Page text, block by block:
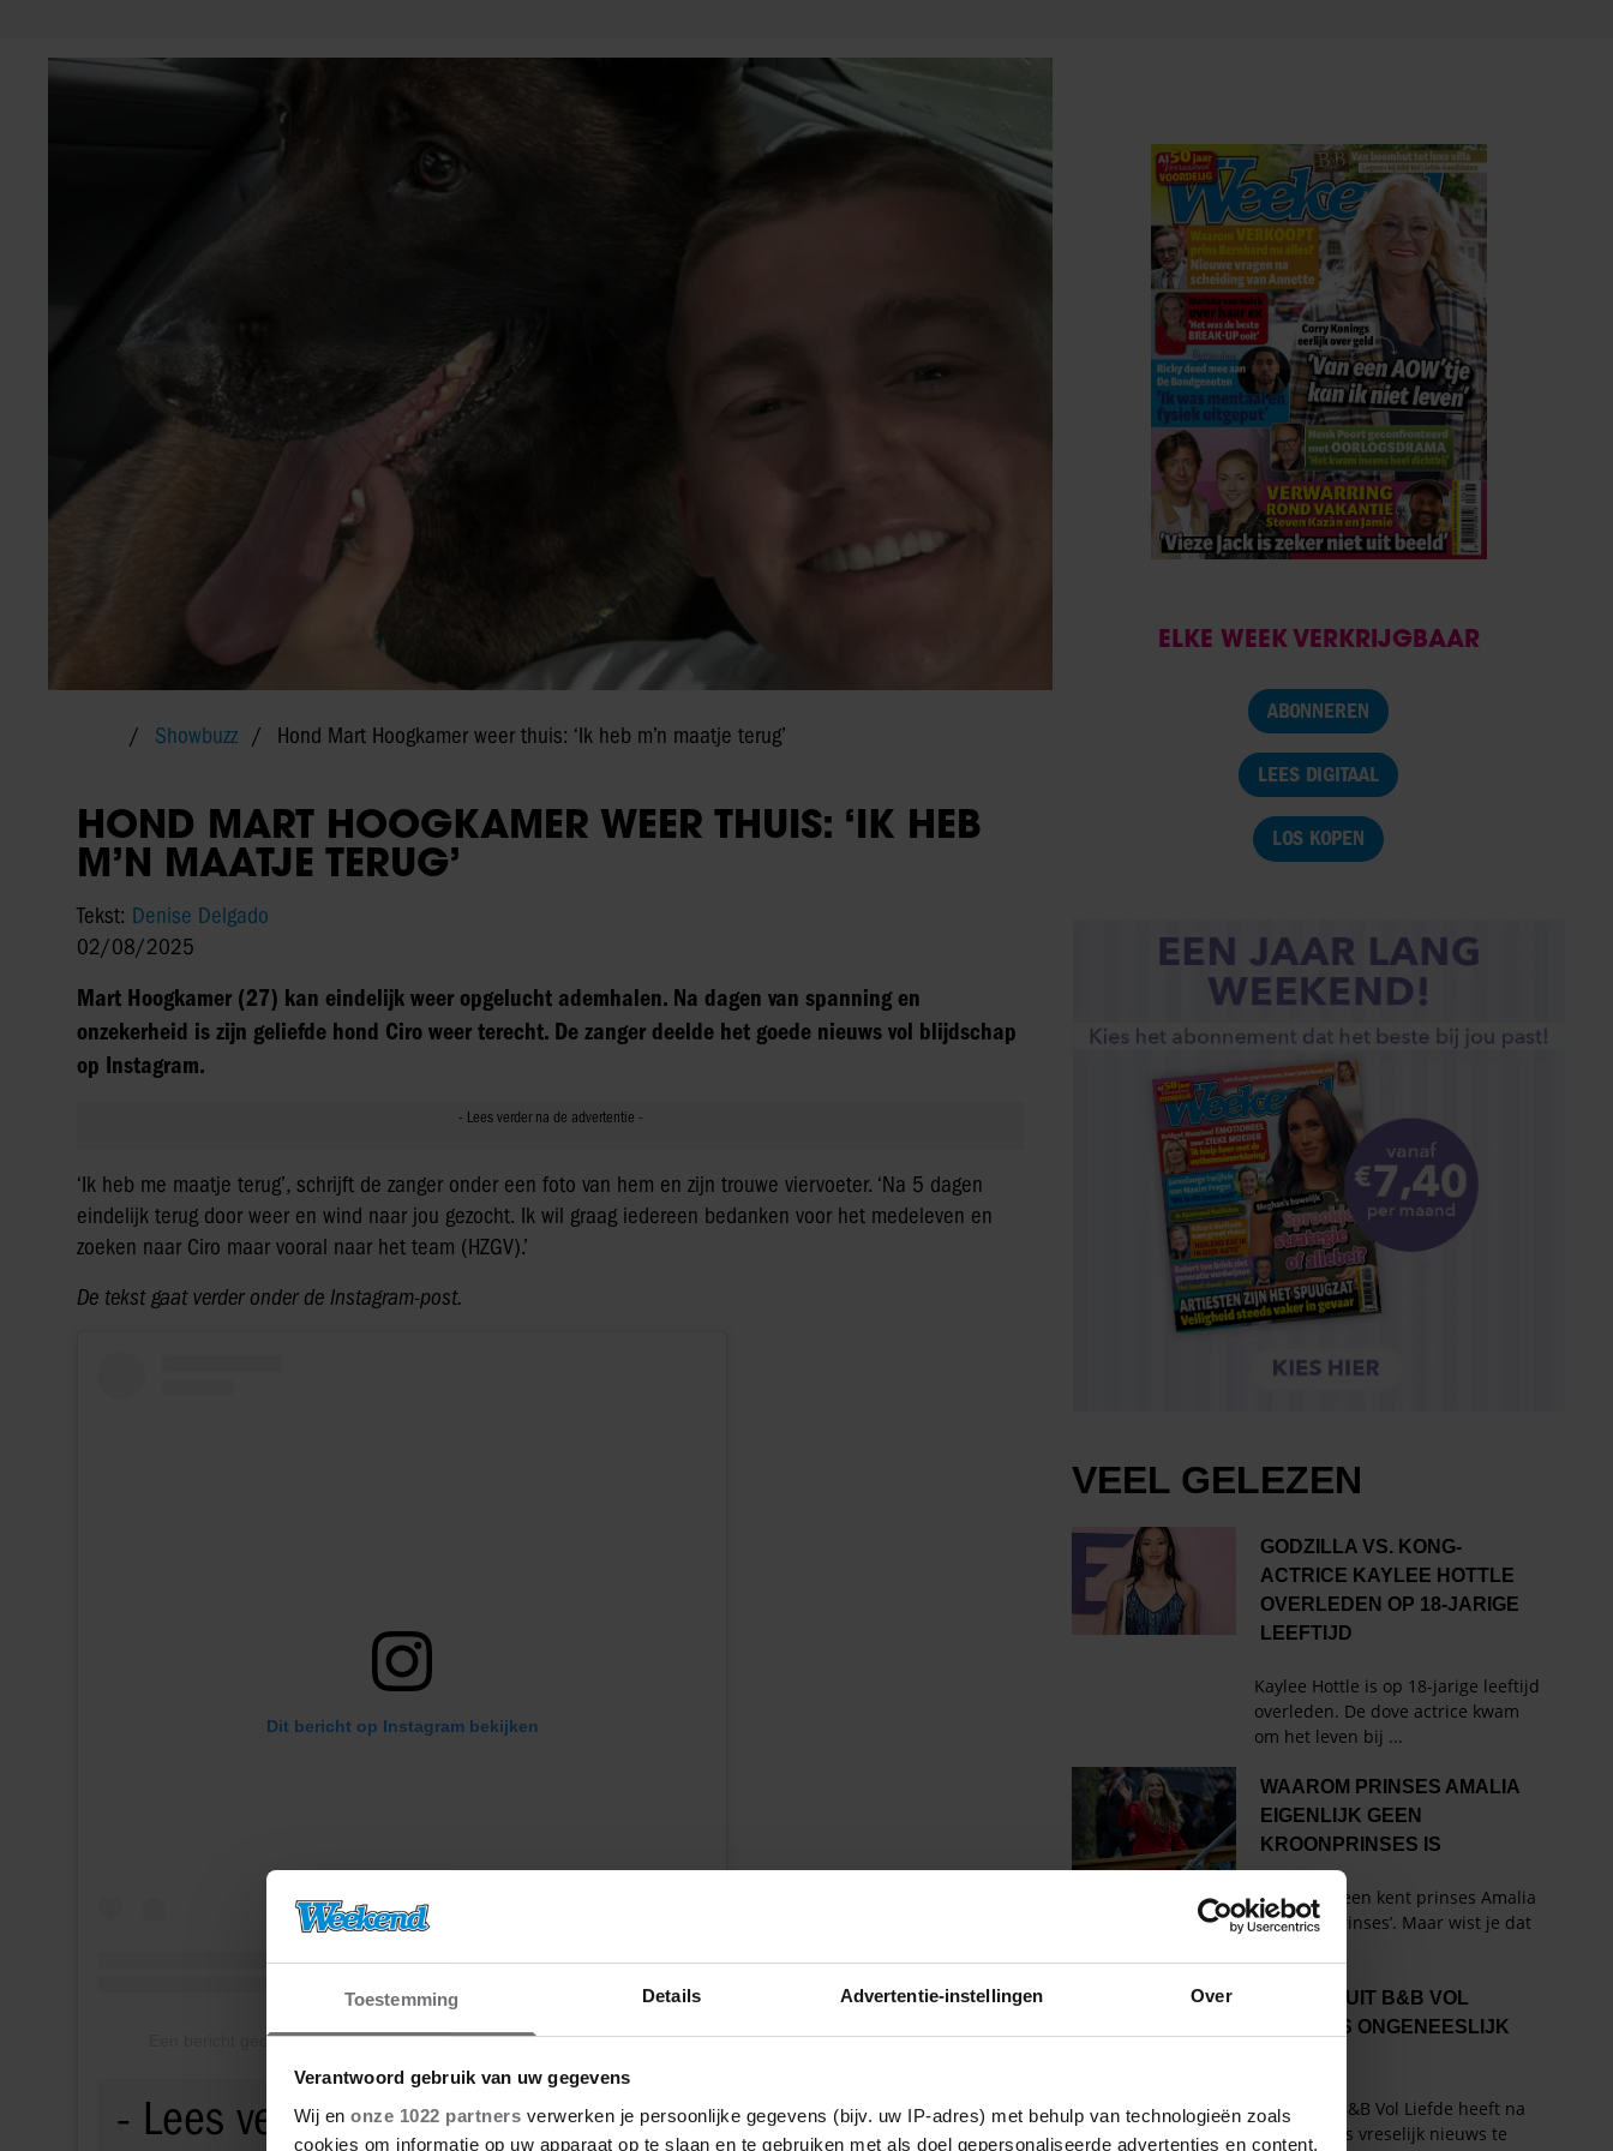
Toestemming Details Advertentie-instellingen Over
Verantwoord gebruik van uw gegevens
Wij en onze 1022 partners verwerken je persoonlijke gegevens (bijv. uw IP-adres) met behulp van technologieën zoals
cookies om informatie op uw apparaat op te slaan en te gebruiken met als doel gepersonaliseerde advertenties en content,
Showbuzz Hond Mart Hoogkamer weer thuis: ‘Ik heb m’n maatje terug’
HOND MART HOOGKAMER WEER THUIS: ‘IK HEB
M’N MAATJE TERUG’
Tekst: Denise Delgado
02/08/2025
Mart Hoogkamer (27) kan eindelijk weer opgelucht ademhalen. Na dagen van spanning en
onzekerheid is zijn geliefde hond Ciro weer terecht. De zanger deelde het goede nieuws vol blijdschap
op Instagram.
‘Ik heb me maatje terug’, schrijft de zanger onder een foto van hem en zijn trouwe viervoeter. ‘Na 5 dagen
eindelijk terug door weer en wind naar jou gezocht. Ik wil graag iedereen bedanken voor het medeleven en
zoeken naar Ciro maar vooral naar het team (HZGV).’
De tekst gaat verder onder de Instagram-post.
Dit bericht op Instagram bekijken
Een bericht gedeeld door Mart Hoogkamer (@marthoogkamer)
ELKE WEEK VERKRIJGBAAR
ABONNEREN
LEES DIGITAAL
LOS KOPEN